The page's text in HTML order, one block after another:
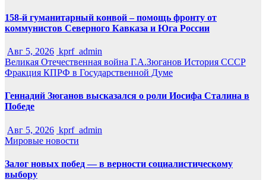
158-й гуманитарный конвой – помощь фронту от
коммунистов Северного Кавказа и Юга России
Авг 5, 2026 kprf_admin
Великая Отечественная война Г.А.Зюганов История СССР
Фракция КПРФ в Государственной Думе
Геннадий Зюганов высказался о роли Иосифа Сталина в
Победе
Авг 5, 2026 kprf_admin
Мировые новости
Залог новых побед — в верности социалистическому
выбору